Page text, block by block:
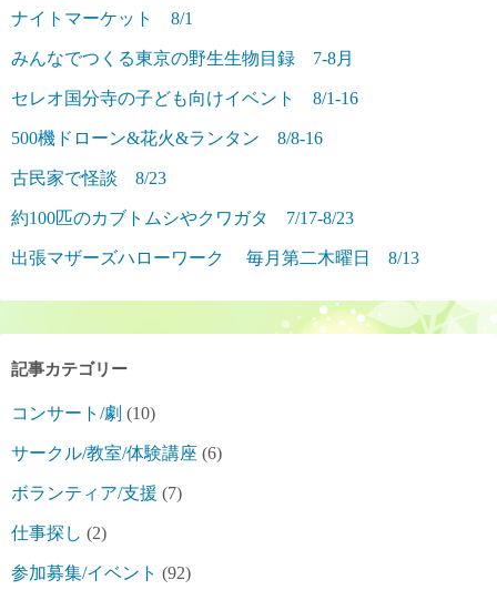
ナイトマーケット 8/1
みんなでつくる東京の野生生物目録 7-8月
セレオ国分寺の子ども向けイベント 8/1-16
500機ドローン&花火&ランタン 8/8-16
古民家で怪談 8/23
約100匹のカブトムシやクワガタ 7/17-8/23
出張マザーズハローワーク 毎月第二木曜日 8/13
記事カテゴリー
コンサート/劇 (10)
サークル/教室/体験講座 (6)
ボランティア/支援 (7)
仕事探し (2)
参加募集/イベント (92)